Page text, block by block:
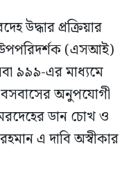
উদ্ধার প্রক্রিয়ার
উপপরিদর্শক (এসআই)
৯৯৯-এর মাধ্যমে
বসবাসের অনুপযোগী
ডান চোখ ও
এ দাবি অস্বীকার